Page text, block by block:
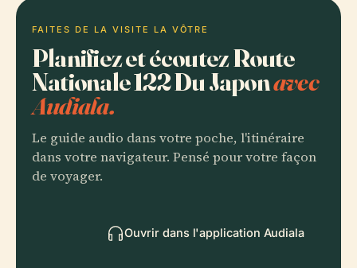
FAITES DE LA VISITE LA VÔTRE
Planifiez et écoutez Route
Nationale 122 Du Japonavec
Audiala.
Le guide audio dans votre poche, l'itinéraire
dans votre navigateur. Pensé pour votre façon
de voyager.
Ouvrir dans l'application Audiala